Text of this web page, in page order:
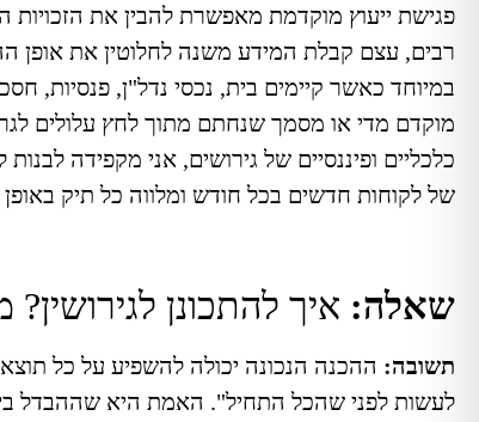
פגישת ייעוץ מוקדמת מאפשרת להבין את
רבים, עצם קבלת המידע משנה לחלוטין את אופן
במיוחד כאשר קיימים בית, נכסי נדל"ן,
מוקדם מדי או מסמך שנחתם מתוך לחץ עלולים
כלכליים ופיננסיים של גירושים, אני מקפידה
של לקוחות חדשים בכל חודש ומלווה כל תיק באופן
שאלה: איך להתכונן
תשובה: ההכנה הנכונה יכולה להשפיע על כל
לעשות לפני שהכל התחיל". האמת היא שההבדל